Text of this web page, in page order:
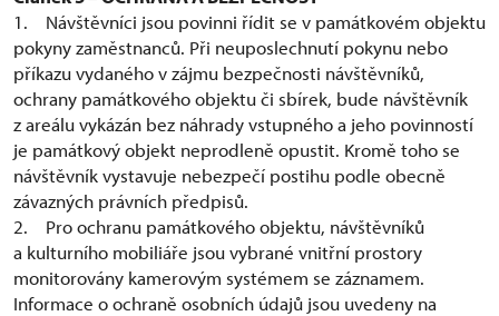
1. Návštěvníci jsou povinni řídit se v památkovém objektu
pokyny zaměstnanců. Při neuposlechnutí pokynu nebo
příkazu vydaného v zájmu bezpečnosti návštěvníků,
ochrany památkového objektu či sbírek, bude návštěvník
z areálu vykázán bez náhrady vstupného a jeho povinností
je památkový objekt neprodleně opustit. Kromě toho se
návštěvník vystavuje nebezpečí postihu podle obecně
závazných právních předpisů.
2. Pro ochranu památkového objektu, návštěvníků
a kulturního mobiliáře jsou vybrané vnitřní prostory
monitorovány kamerovým systémem se záznamem.
Informace o ochraně osobních údajů jsou uvedeny na